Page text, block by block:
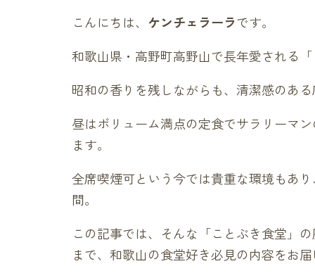
こんにちは、 ケンチェラーラです。
和歌山県・高野町高野山で長年愛される
昭和の香りを残しながらも、清潔感のあ
昼はボリューム満点の定食でサラリーマ
ます。
全席喫煙可という今では貴重な環境もあ
間。
この記事では、そんな「ことぶき食堂」
まで、和歌山の食堂好き必見の内容をお